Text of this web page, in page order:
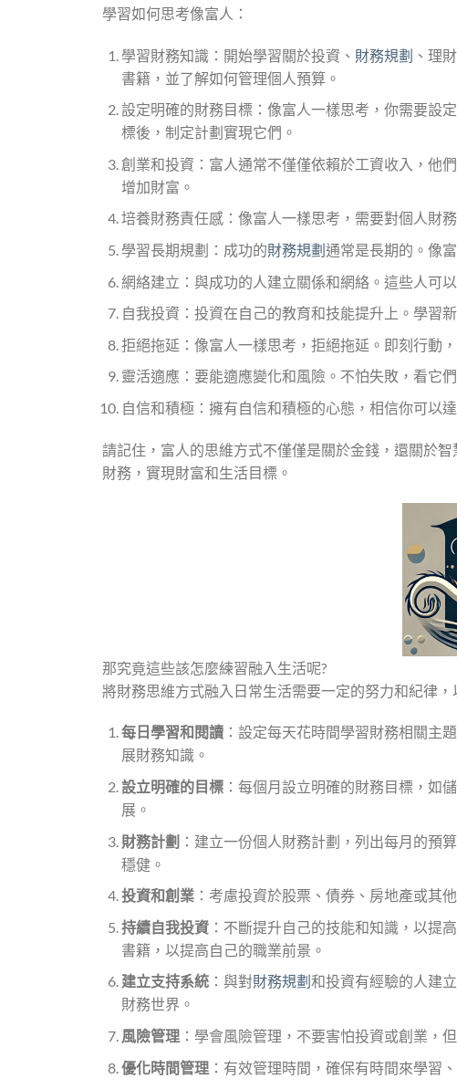
學習如何思考像富人：
學習財務知識：開始學習關於投資、 財務規劃 、理
書籍，並了解如何管理個人預算。
設定明確的財務目標：像富人一樣思考，你需要設
標後，制定計劃實現它們。
創業和投資：富人通常不僅僅依賴於工資收入，他
增加財富。
培養財務責任感：像富人一樣思考，需要對個人財
學習長期規劃：成功的財務規劃通常是長期的。像
網絡建立：與成功的人建立關係和網絡。這些人可
自我投資：投資在自己的教育和技能提升上。學習
拒絕拖延：像富人一樣思考，拒絕拖延。即刻行動，
靈活適應：要能適應變化和風險。不怕失敗，看它
自信和積極：擁有自信和積極的心態，相信你可以
請記住，富人的思維方式不僅僅是關於金錢，還關於
財務，實現財富和生活目標。
那究竟這些該怎麼練習融入生活呢?
將財務思維方式融入日常生活需要一定的努力和紀律
每日學習和閱讀：設定每天花時間學習財務相關主
展財務知識。
設立明確的目標：每個月設立明確的財務目標，如
展。
財務計劃 ：建立一份個人財務計劃，列出每月的預
穩健。
投資和創業：考慮投資於股票、債券、房地產或其
持續自我投資：不斷提升自己的技能和知識，以提
書籍，以提高自己的職業前景。
建立支持系統：與對財務規劃 和投資有經驗的人建
財務世界。
風險管理：學會風險管理，不要害怕投資或創業，
優化時間管理：有效管理時間，確保有時間來學習